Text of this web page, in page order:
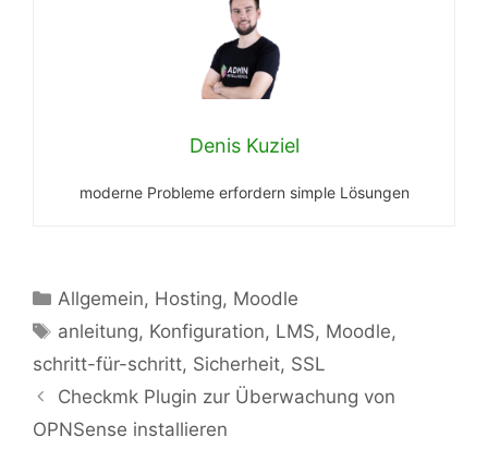
Denis Kuziel
moderne Probleme erfordern simple Lösungen
Kategorien
Allgemein, Hosting, Moodle
Schlagwörter
anleitung, Konfiguration, LMS, Moodle,
schritt-für-schritt, Sicherheit, SSL
Checkmk Plugin zur Überwachung von
OPNSense installieren